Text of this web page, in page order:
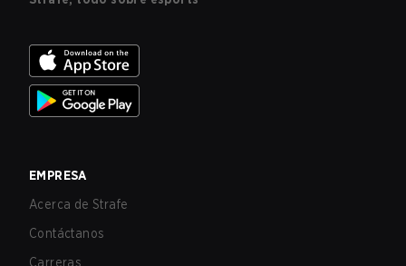
EMPRESA
Acerca de Strafe
Contáctanos
Carreras